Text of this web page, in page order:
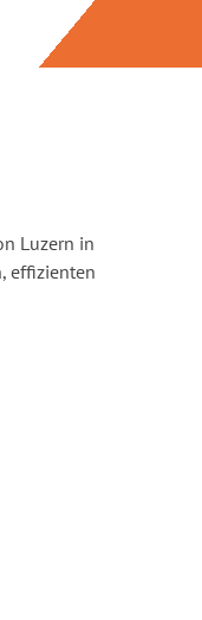
Luzern in
effizienten